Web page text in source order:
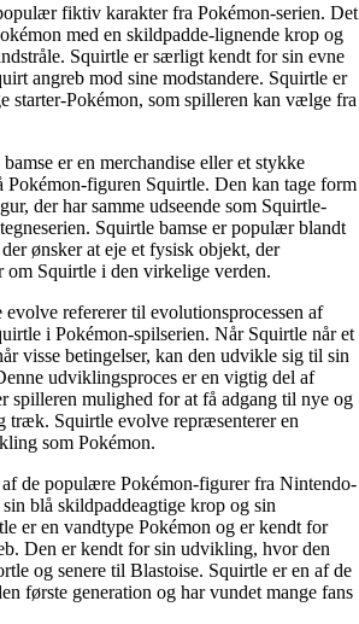
fiktiv karakter fra Pokémon-serien. Det
med en skildpadde-lignende krop og
Squirtle er særligt kendt for sin evne
angreb mod sine modstandere. Squirtle er
starter-Pokémon, som spilleren kan vælge fra
er en merchandise eller et stykke
Pokémon-figuren Squirtle. Den kan tage form
der har samme udseende som Squirtle-
Squirtle bamse er populær blandt
ønsker at eje et fysisk objekt, der
om Squirtle i den virkelige verden.
refererer til evolutionsprocessen af
i Pokémon-spilserien. Når Squirtle når et
visse betingelser, kan den udvikle sig til sin
udviklingsproces er en vigtig del af
spilleren mulighed for at få adgang til nye og
træk. Squirtle evolve repræsenterer en
som Pokémon.
de populære Pokémon-figurer fra Nintendo-
blå skildpaddeagtige krop og sin
er en vandtype Pokémon og er kendt for
Den er kendt for sin udvikling, hvor den
og senere til Blastoise. Squirtle er en af de
første generation og har vundet mange fans